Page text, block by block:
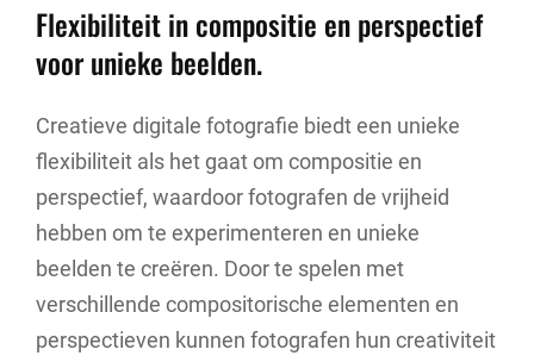
Flexibiliteit in compositie en perspectief
voor unieke beelden.
Creatieve digitale fotografie biedt een unieke
flexibiliteit als het gaat om compositie en
perspectief, waardoor fotografen de vrijheid
hebben om te experimenteren en unieke
beelden te creëren. Door te spelen met
verschillende compositorische elementen en
perspectieven kunnen fotografen hun creativiteit